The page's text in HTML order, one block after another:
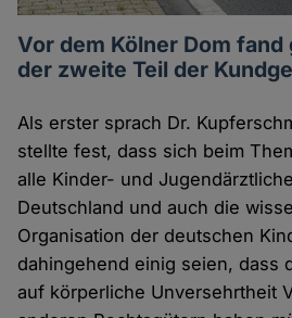
Vor dem Kölner Dom fand
der zweite Teil der
Als erster sprach Dr.
stellte fest, dass sich beim
alle Kinder- und
Deutschland und auch die
Organisation der deutschen
dahingehend einig seien, dass
auf körperliche Unversehrtheit